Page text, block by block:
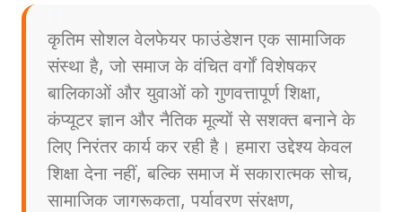
कृतिम सोशल वेलफेयर फाउंडेशन एक सामाजिक
संस्था है, जो समाज के वंचित वर्गों विशेषकर
बालिकाओं और युवाओं को गुणवत्तापूर्ण शिक्षा,
कंप्यूटर ज्ञान और नैतिक मूल्यों से सशक्त बनाने के
लिए निरंतर कार्य कर रही है। हमारा उद्देश्य केवल
शिक्षा देना नहीं, बल्कि समाज में सकारात्मक सोच,
सामाजिक जागरूकता, पर्यावरण संरक्षण,